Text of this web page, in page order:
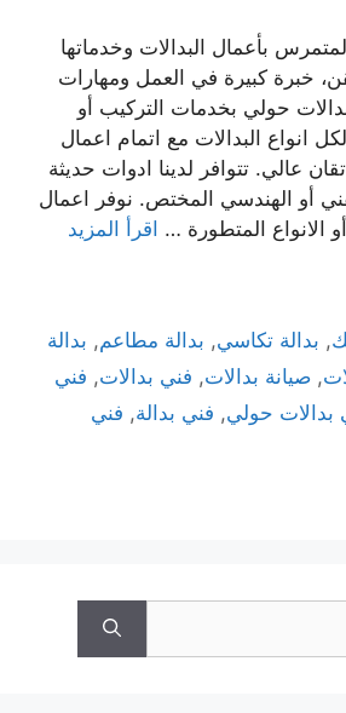
بأعمال البدالات وخدماتها
خبرة كبيرة في العمل ومهارات
حولي بخدمات التركيب أو
انواع البدالات مع اتمام اعمال
عالي. تتوافر لدينا ادوات حديثة
أو الهندسي المختص. نوفر اعمال
الانواع المتطورة … اقرأ المزيد
, بدالة تكاسي, بدالة مطاعم, بدالة
, صيانة بدالات, فني بدالات, فني
بدالات حولي, فني بدالة, فني